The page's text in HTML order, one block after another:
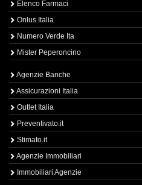
Elenco Farmaci
Onlus Italia
Numero Verde Ita
Mister Peperoncino
Agenzie Banche
Assicurazioni Italia
Outlet Italia
Preventivato.it
Stimato.it
Agenzie Immobiliari
Immobiliari Agenzie